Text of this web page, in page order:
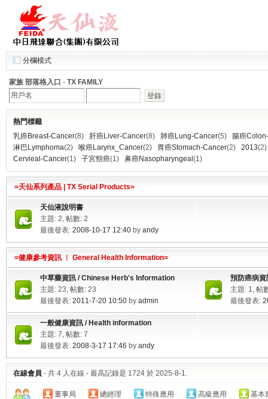
分欄模式
家族 部落格入口 - TX FAMILY
登錄
熱門標籤
乳癌Breast-Cancer(8) 肝癌Liver-Cancer(8) 肺癌Lung-Cancer(5)
腸癌
淋巴Lymphoma(2) 喉癌Larynx_Cancer(2) 胃癌Stomach-Cancer(2) 2013(2)
Cervieal-Cancer(1) 子宮頸癌(1) 鼻癌Nasopharyngeal (1)
=天仙系列產品 | TX Serial Products=
天仙液說明書
主題: 2, 帖數: 2
最後發表: 2008-10-17 12:40by andy
=健康參考資訊 ︱ General Health Information=
中草藥資訊 / Chinese Herb's Information
主題: 23, 帖數: 23
最後發表: 2011-7-20 10:50by admin
預防癌病
主題: 1, 帖
最後發表:
一般健康資訊 / Health information
主題: 7, 帖數: 7
最後發表: 2008-3-17 17:46 by andy
在線會員 - 共 4人在線 - 最高記錄是 1724於 2025-8-1.
董事局 總經理 特殊應用 高級應用 基